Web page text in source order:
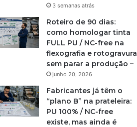
3 semanas atrás
Roteiro de 90 dias:
como homologar tinta
FULL PU / NC-free na
flexografia e rotogravura
sem parar a produção –
junho 20, 2026
Fabricantes já têm o
“plano B” na prateleira:
PU 100% / NC-free
existe, mas ainda é